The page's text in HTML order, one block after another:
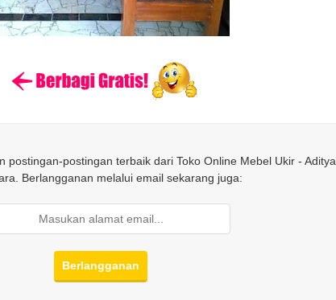
postingan-postingan terbaik dari Toko Online Mebel Ukir - Aditya
Berlangganan melalui email sekarang juga: